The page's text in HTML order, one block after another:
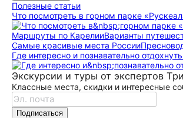
Полезные статьи
Что посмотреть в горном парке
Маршруты по КарелииВарианты
Самые красивые места России
Где интересно и познавательно
Экскурсии и туры от экспертов
Классные места, скидки и интересные
Подписаться